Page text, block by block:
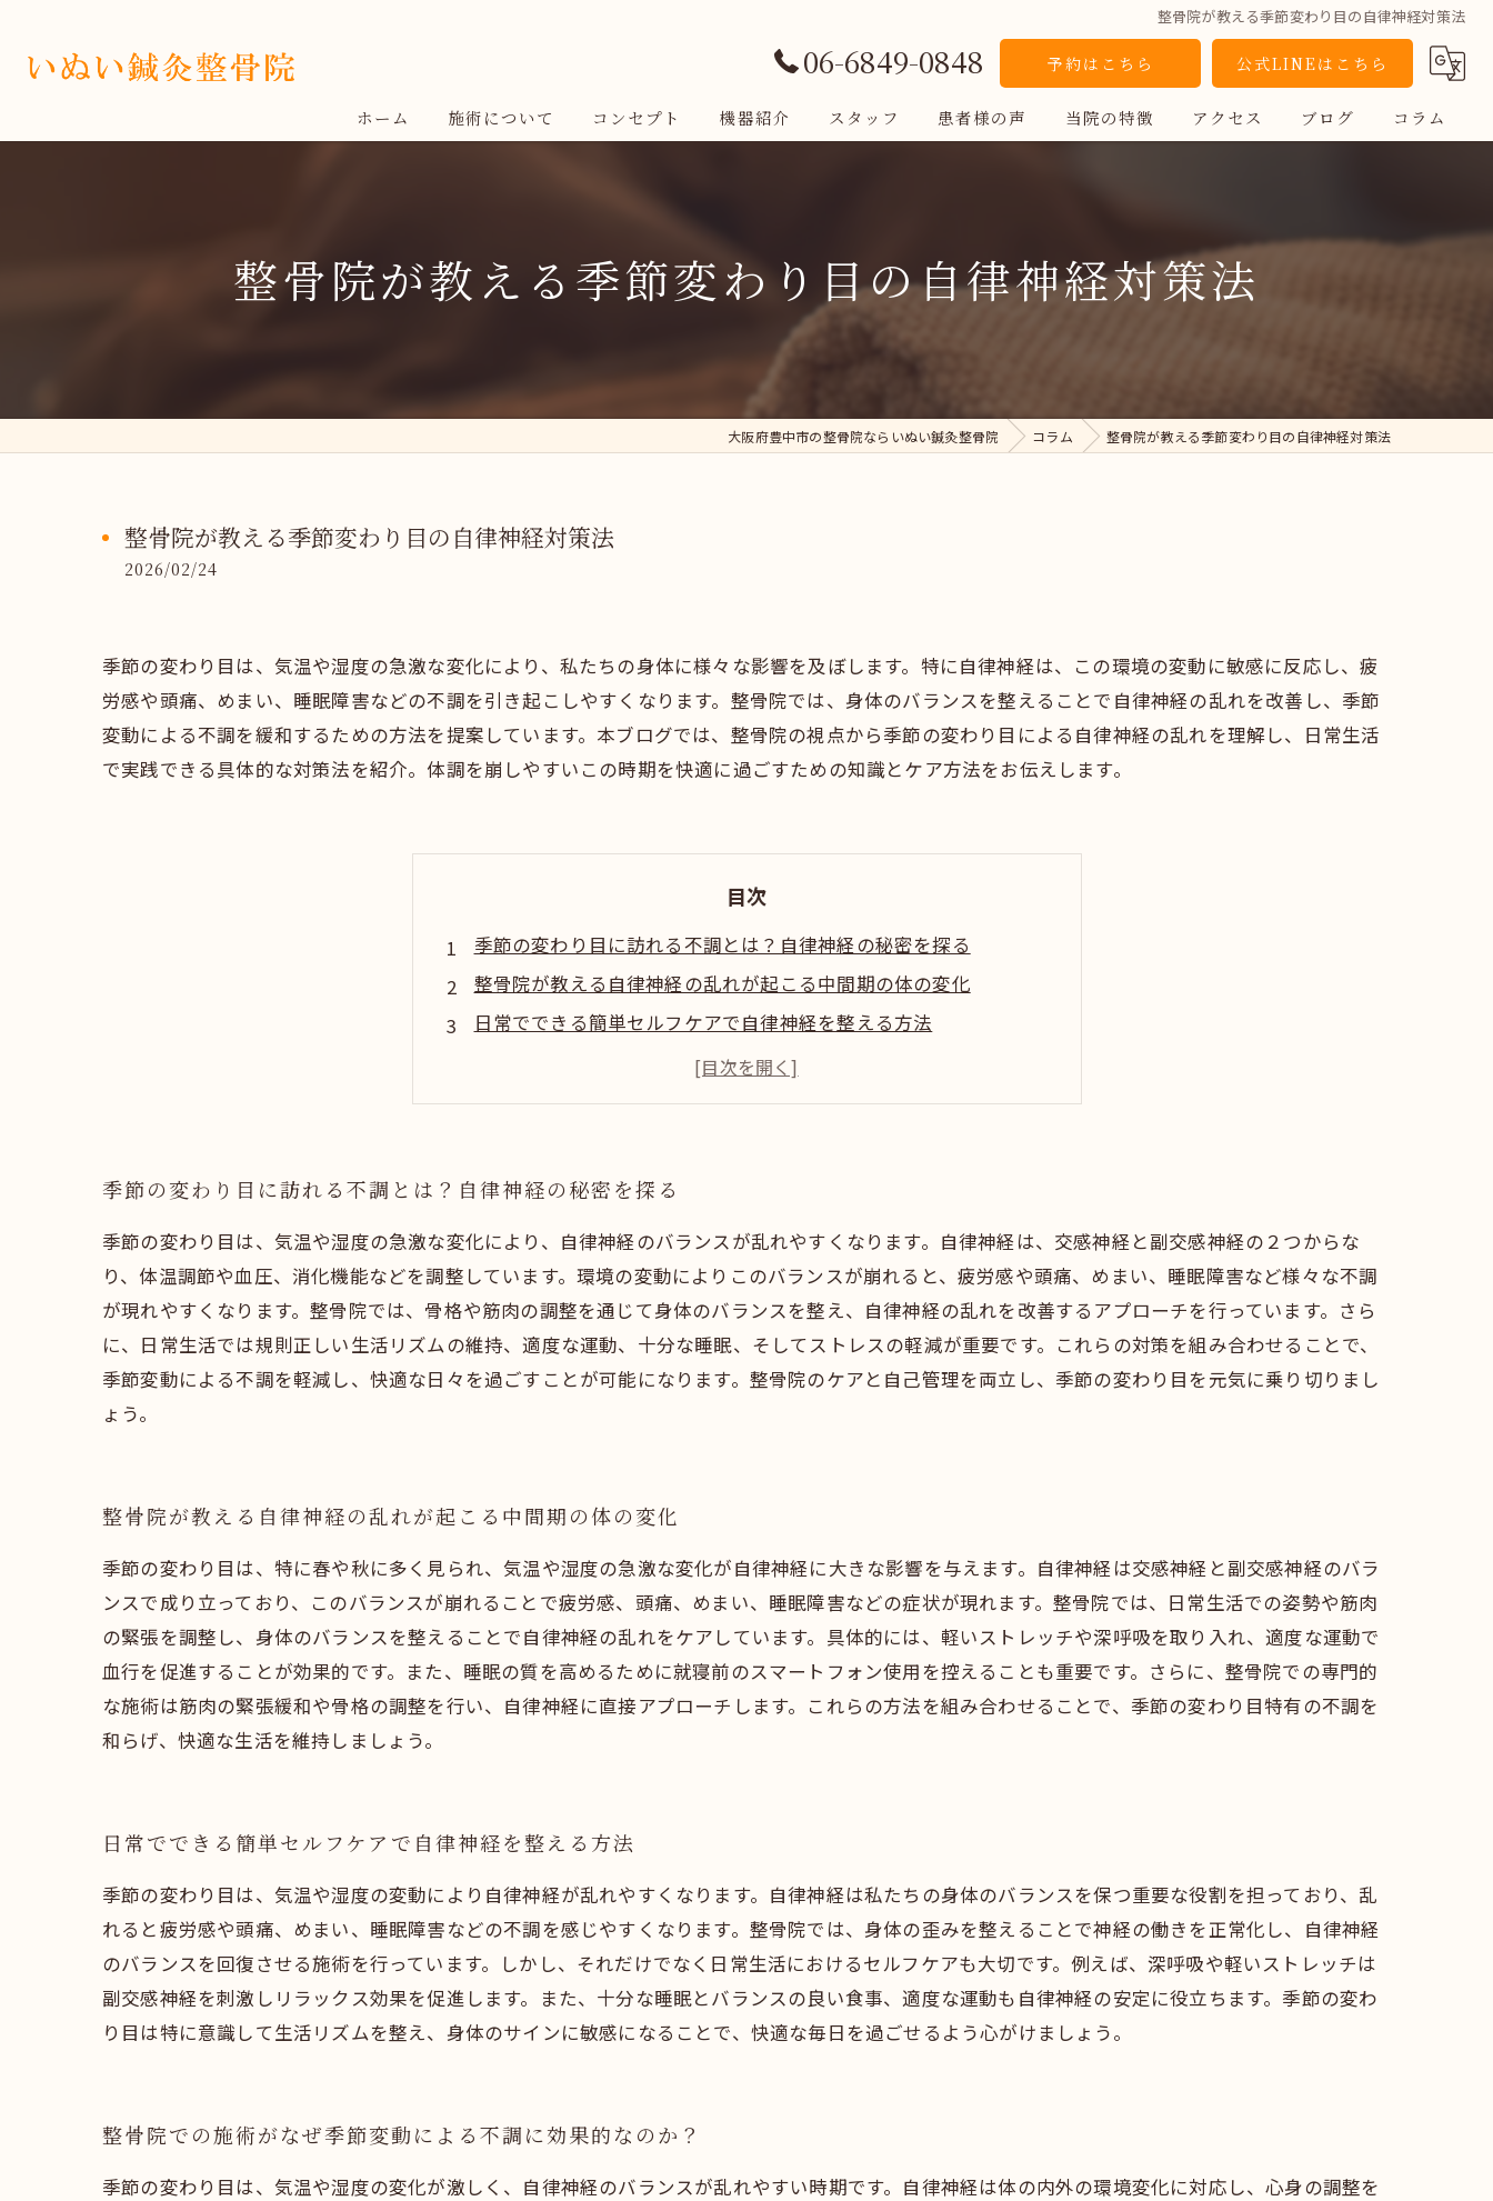
整骨院が教える季節変わり目の自律神経対策法
06-6849-0848 予約はこちら 公式LINEはこちら
ホーム 施術について コンセプト 機器紹介 スタッフ 患者様の声 当院の特徴
頭痛
アクセス ブログ コラム
整骨院が教える季節変わり目の自律神経対策法
大阪府豊中市の整骨院ならいぬい鍼灸整骨院 コラム 整骨院が教える季節変わり目の自律神経対策法
整骨院が教える季節変わり目の自律神経対策法
2026/02/24
季節の変わり目は、気温や湿度の急激な変化により、私たちの身体に様々な影響を及ぼします。特に自律神経は、この環境の変動に敏感に反応し、疲
労感や頭痛、めまい、睡眠障害などの不調を引き起こしやすくなります。整骨院では、身体のバランスを整えることで自律神経の乱れを改善し、季節
変動による不調を緩和するための方法を提案しています。本ブログでは、整骨院の視点から季節の変わり目による自律神経の乱れを理解し、日常生活
で実践できる具体的な対策法を紹介。体調を崩しやすいこの時期を快適に過ごすための知識とケア方法をお伝えします。
目次
季節の変わり目に訪れる不調とは？自律神経の秘密を探る
整骨院が教える自律神経の乱れが起こる中間期の体の変化
日常でできる簡単セルフケアで自律神経を整える方法
整骨院での施術がなぜ季節変動による不調に効果的なのか？
快適な季節を迎えるために！自律神経対策の最終チェックポイント
整骨院が推奨する季節の変わり目に効くおすすめ運動法
季節の変わり目に訪れる不調とは？自律神経の秘密を探る
季節の変わり目は、気温や湿度の急激な変化により、自律神経のバランスが乱れやすくなります。自律神経は、交感神経と副交感神経の２つからな
り、体温調節や血圧、消化機能などを調整しています。環境の変動によりこのバランスが崩れると、疲労感や頭痛、めまい、睡眠障害など様々な不調
が現れやすくなります。整骨院では、骨格や筋肉の調整を通じて身体のバランスを整え、自律神経の乱れを改善するアプローチを行っています。さら
に、日常生活では規則正しい生活リズムの維持、適度な運動、十分な睡眠、そしてストレスの軽減が重要です。これらの対策を組み合わせることで、
季節変動による不調を軽減し、快適な日々を過ごすことが可能になります。整骨院のケアと自己管理を両立し、季節の変わり目を元気に乗り切りまし
ょう。
整骨院が教える自律神経の乱れが起こる中間期の体の変化
季節の変わり目は、特に春や秋に多く見られ、気温や湿度の急激な変化が自律神経に大きな影響を与えます。自律神経は交感神経と副交感神経のバラ
ンスで成り立っており、このバランスが崩れることで疲労感、頭痛、めまい、睡眠障害などの症状が現れます。整骨院では、日常生活での姿勢や筋肉
の緊張を調整し、身体のバランスを整えることで自律神経の乱れをケアしています。具体的には、軽いストレッチや深呼吸を取り入れ、適度な運動で
血行を促進することが効果的です。また、睡眠の質を高めるために就寝前のスマートフォン使用を控えることも重要です。さらに、整骨院での専門的
な施術は筋肉の緊張緩和や骨格の調整を行い、自律神経に直接アプローチします。これらの方法を組み合わせることで、季節の変わり目特有の不調を
和らげ、快適な生活を維持しましょう。
日常でできる簡単セルフケアで自律神経を整える方法
季節の変わり目は、気温や湿度の変動により自律神経が乱れやすくなります。自律神経は私たちの身体のバランスを保つ重要な役割を担っており、乱
れると疲労感や頭痛、めまい、睡眠障害などの不調を感じやすくなります。整骨院では、身体の歪みを整えることで神経の働きを正常化し、自律神経
のバランスを回復させる施術を行っています。しかし、それだけでなく日常生活におけるセルフケアも大切です。例えば、深呼吸や軽いストレッチは
副交感神経を刺激しリラックス効果を促進します。また、十分な睡眠とバランスの良い食事、適度な運動も自律神経の安定に役立ちます。季節の変わ
り目は特に意識して生活リズムを整え、身体のサインに敏感になることで、快適な毎日を過ごせるよう心がけましょう。
整骨院での施術がなぜ季節変動による不調に効果的なのか？
季節の変わり目は、気温や湿度の変化が激しく、自律神経のバランスが乱れやすい時期です。自律神経は体の内外の環境変化に対応し、心身の調整を